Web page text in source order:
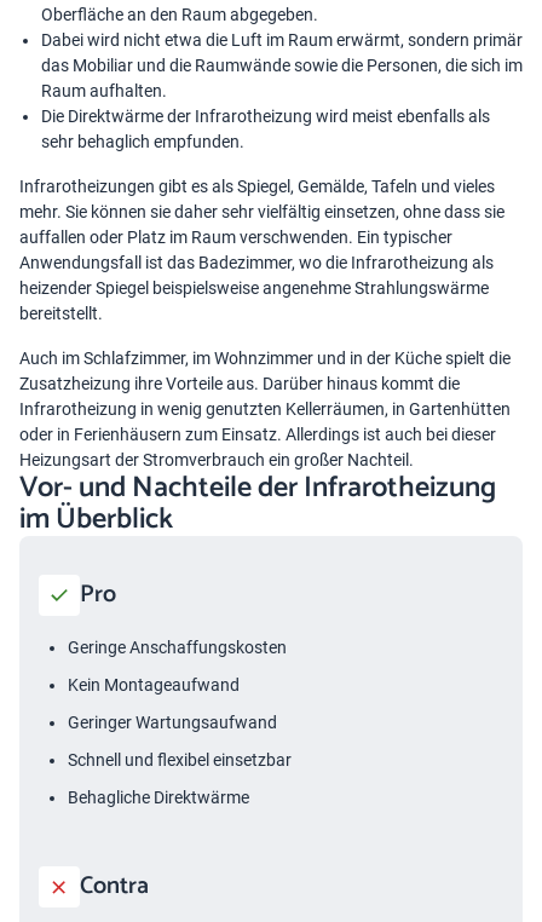
Oberfläche an den Raum abgegeben.
Dabei wird nicht etwa die Luft im Raum erwärmt, sondern primär
das Mobiliar und die Raumwände sowie die Personen, die sich im
Raum aufhalten.
Die Direktwärme der Infrarotheizung wird meist ebenfalls als
sehr behaglich empfunden.
Infrarotheizungen gibt es als Spiegel, Gemälde, Tafeln und vieles
mehr. Sie können sie daher sehr vielfältig einsetzen, ohne dass sie
auffallen oder Platz im Raum verschwenden. Ein typischer
Anwendungsfall ist das Badezimmer, wo die Infrarotheizung als
heizender Spiegel beispielsweise angenehme Strahlungswärme
bereitstellt.
Auch im Schlafzimmer, im Wohnzimmer und in der Küche spielt die
Zusatzheizung ihre Vorteile aus. Darüber hinaus kommt die
Infrarotheizung in wenig genutzten Kellerräumen, in Gartenhütten
oder in Ferienhäusern zum Einsatz. Allerdings ist auch bei dieser
Heizungsart der Stromverbrauch ein großer Nachteil.
Vor- und Nachteile der Infrarotheizung
im Überblick
Pro
Geringe Anschaffungskosten
Kein Montageaufwand
Geringer Wartungsaufwand
Schnell und flexibel einsetzbar
Behagliche Direktwärme
Contra